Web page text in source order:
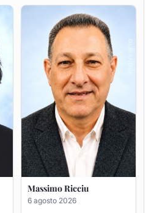
Massimo Ricciu
6 agosto 2026